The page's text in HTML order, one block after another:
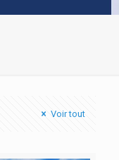
Voir tout